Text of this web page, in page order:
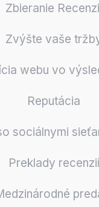
Zbieranie
Zvýšte vaše
webu vo
Reputácia
sociálnymi
Preklady recenzií